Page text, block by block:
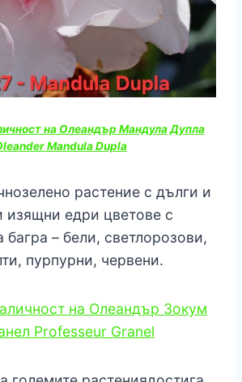
на Олеандър Мандула Дупла
Mandula Dupla
растение с дълги и
изящни едри цветове с
багра – бели, светлорозови,
пурпурни, червени.
на Олеандър Зокум
Professeur Granel